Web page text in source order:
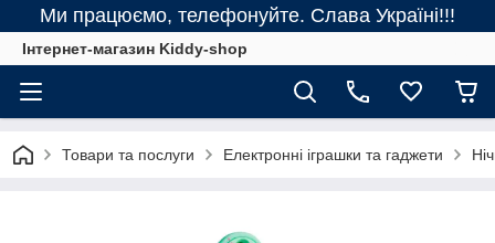
Ми працюємо, телефонуйте. Слава Україні!!!
Інтернет-магазин Kiddy-shop
Товари та послуги Електронні іграшки та гаджети